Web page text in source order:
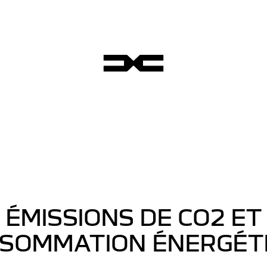
ÉMISSIONS DE CO2 ET